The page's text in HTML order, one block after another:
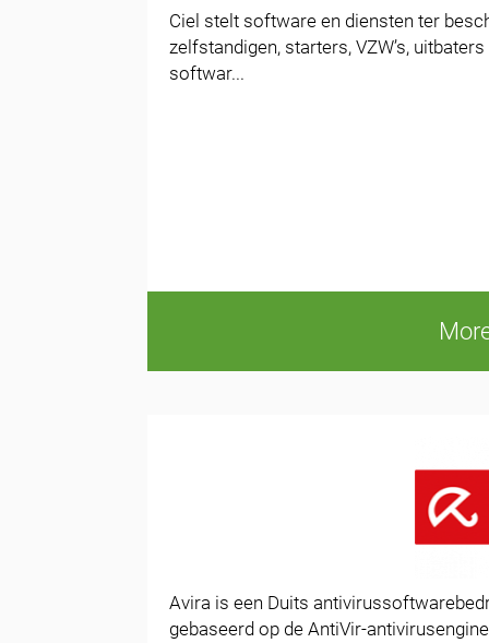
Ciel stelt software en diensten ter
zelfstandigen, starters, VZW’s,
softwar...
Avira is een Duits
gebaseerd op de AntiVir-